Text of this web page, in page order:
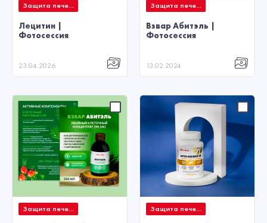
Защита пече...
Лецитин |
Фотосессия
23.04.2026
Защита пече...
Взвар Абитэль |
Фотосессия
13.02.2024
Защита пече... Защита пече...